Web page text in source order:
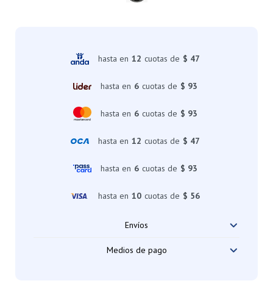
hasta en 12 cuotas de $ 47
hasta en 6 cuotas de $ 93
hasta en 6 cuotas de $ 93
hasta en 12 cuotas de $ 47
hasta en 6 cuotas de $ 93
hasta en 10 cuotas de $ 56
Envíos
Medios de pago